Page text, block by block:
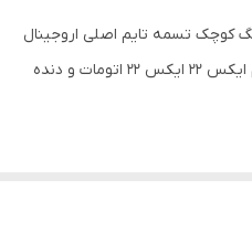
کوچک تسمه تایم اصلی اروجینال
و دنده